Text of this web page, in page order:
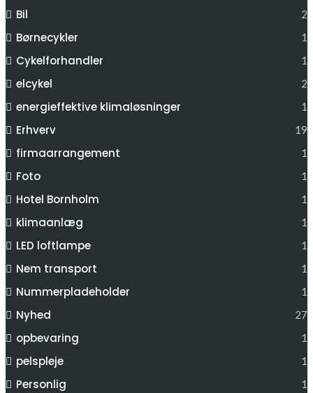
Bil 2
Børnecykler 1
Cykelforhandler 1
elcykel 2
energieffektive klimaløsninger 1
Erhverv 19
firmaarrangement 1
Foto 1
Hotel Bornholm 1
klimaanlæg 1
LED loftlampe 1
Nem transport 1
Nummerpladeholder 1
Nyhed 27
opbevaring 1
pelspleje 1
Personlig 1